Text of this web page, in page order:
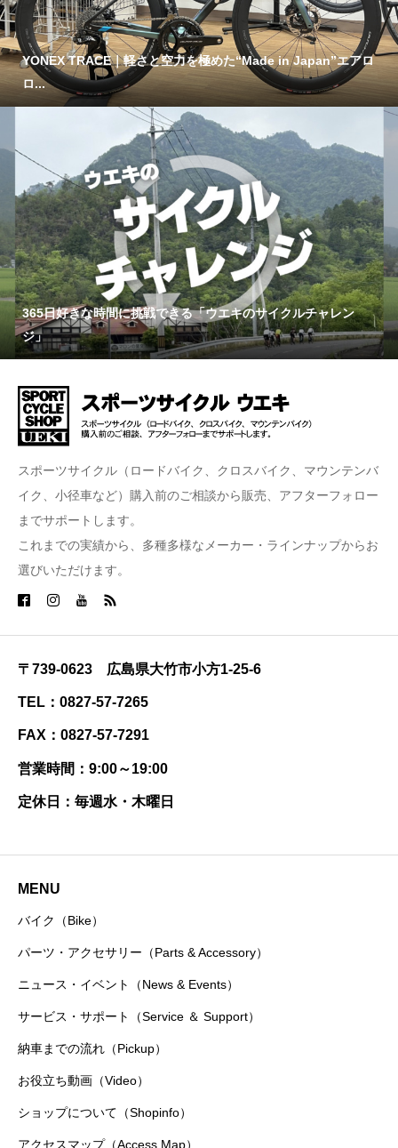
YONEX TRACE｜軽さと空力を極めた“Made in Japan”エアロ
ロ...
365日好きな時間に挑戦できる「ウエキのサイクルチャレン
ジ」
スポーツサイクル（ロードバイク、クロスバイク、マウンテンバ
イク、小径車など）購入前のご相談から販売、アフターフォロー
までサポートします。
これまでの実績から、多種多様なメーカー・ラインナップからお
選びいただけます。
〒739-0623 広島県大竹市小方1-25-6
TEL：0827-57-7265
FAX：0827-57-7291
営業時間：9:00～19:00
定休日：毎週水・木曜日
MENU
バイク（Bike）
パーツ・アクセサリー（Parts & Accessory）
ニュース・イベント（News & Events）
サービス・サポート（Service ＆ Support）
納車までの流れ（Pickup）
お役立ち動画（Video）
ショップについて（Shopinfo）
アクセスマップ（Access Map）